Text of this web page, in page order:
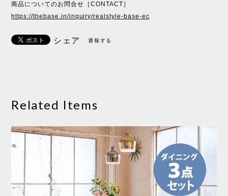
商品についてのお問合せ［CONTACT］
https://thebase.in/inquiry/realstyle-base-ec
シェア 通報する
Related Items